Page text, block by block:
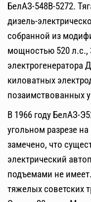
БелАЗ-548В-5272.
дизель-
собранной из
мощностью 520 л.с.,
электрогенератора
киловатных
позаимствованных у
В 1966 году БелАЗ-
угольном разрезе
замечено, что
электрический
подъемами не
тяжелых советских